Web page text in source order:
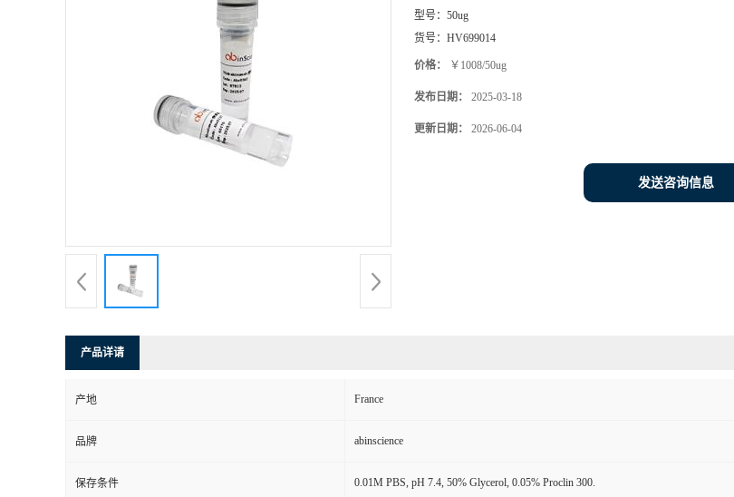
型号： 50ug
货号： HV699014
价格： ￥1008/50ug
发布日期： 2025-03-18
更新日期： 2026-06-04
发送咨询信息
产品详请
产地 France
品牌 abinscience
保存条件 0.01M PBS, pH 7.4, 50% Glycerol, 0.05% Proclin 300.